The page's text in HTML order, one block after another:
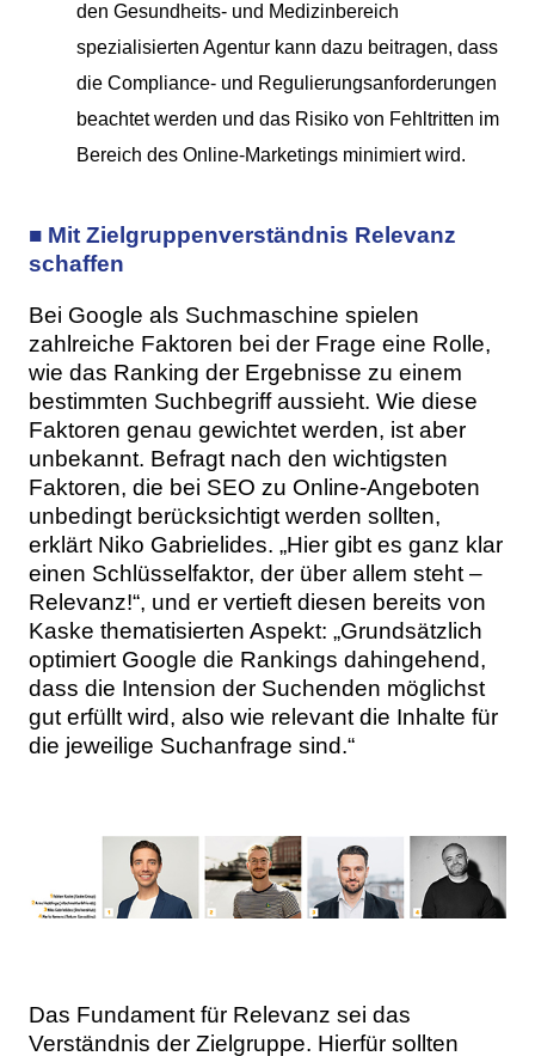
den Gesundheits- und Medizinbereich
spezialisierten Agentur kann dazu beitragen, dass
die Compliance- und Regulierungsanforderungen
beachtet werden und das Risiko von Fehltritten im
Bereich des Online-Marketings minimiert wird.
■ Mit Zielgruppenverständnis Relevanz
schaffen
Bei Google als Suchmaschine spielen
zahlreiche Faktoren bei der Frage eine Rolle,
wie das Ranking der Ergebnisse zu einem
bestimmten Suchbegriff aussieht. Wie diese
Faktoren genau gewichtet werden, ist aber
unbekannt. Befragt nach den wichtigsten
Faktoren, die bei SEO zu Online-Angeboten
unbedingt berücksichtigt werden sollten,
erklärt Niko Gabrielides. „Hier gibt es ganz klar
einen Schlüsselfaktor, der über allem steht –
Relevanz!“, und er vertieft diesen bereits von
Kaske thematisierten Aspekt: „Grundsätzlich
optimiert Google die Rankings dahingehend,
dass die Intension der Suchenden möglichst
gut erfüllt wird, also wie relevant die Inhalte für
die jeweilige Suchanfrage sind.“
Das Fundament für Relevanz sei das
Verständnis der Zielgruppe. Hierfür sollten